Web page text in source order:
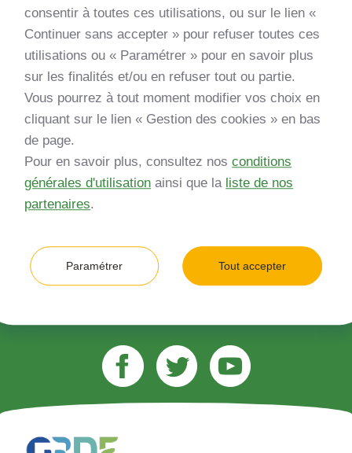
Apprendre et me former
Inscrivez-vous à notre newsletter
Entreprise
Quelle est votre type d’entreprise ?
M’inscrire
consentir à toutes ces utilisations, ou sur le lien «
Continuer sans accepter » pour refuser toutes ces
utilisations ou « Paramétrer » pour en savoir plus
sur les finalités et/ou en refuser tout ou partie.
Vous pourrez à tout moment modifier vos choix en
cliquant sur le lien « Gestion des cookies » en bas
de page.
Pour en savoir plus, consultez nosconditions
générales d'utilisation ainsi que la liste de nos
partenaires.
Paramétrer Tout accepter